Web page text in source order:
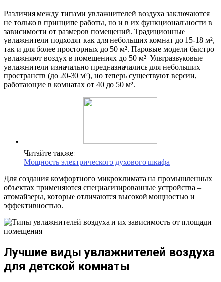
Различия между типами увлажнителей воздуха заключаются
не только в принципе работы, но и в их функциональности в
зависимости от размеров помещений. Традиционные
увлажнители подходят как для небольших комнат до 15-18 м²,
так и для более просторных до 50 м². Паровые модели быстро
увлажняют воздух в помещениях до 50 м². Ультразвуковые
увлажнители изначально предназначались для небольших
пространств (до 20-30 м²), но теперь существуют версии,
работающие в комнатах от 40 до 50 м².
Читайте также:
Мощность электрического духового шкафа
Для создания комфортного микроклимата на промышленных
объектах применяются специализированные устройства –
атомайзеры, которые отличаются высокой мощностью и
эффективностью.
Лучшие виды увлажнителей воздуха
для детской комнаты